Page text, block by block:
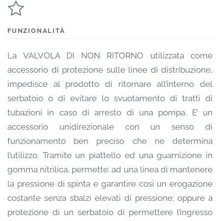
FUNZIONALITÀ
La VALVOLA DI NON RITORNO utilizzata come
accessorio di protezione sulle linee di distribuzione,
impedisce al prodotto di ritornare all’interno del
serbatoio o di evitare lo svuotamento di tratti di
tubazioni in caso di arresto di una pompa. E’ un
accessorio unidirezionale con un senso di
funzionamento ben preciso che ne determina
l’utilizzo. Tramite un piattello ed una guarnizione in
gomma nitrilica, permette: ad una linea di mantenere
la pressione di spinta e garantire così un erogazione
costante senza sbalzi elevati di pressione; oppure a
protezione di un serbatoio di permettere l’ingresso